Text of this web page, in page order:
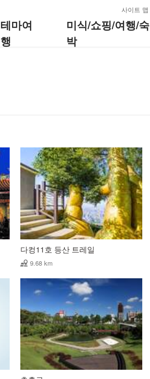
사이트 맵
테마여
행
미식/쇼핑/여행/숙
박
다컹11호 등산 트레일
9.68 km